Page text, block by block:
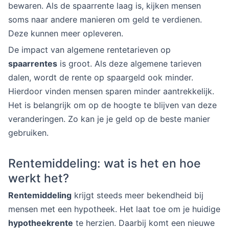
bewaren. Als de spaarrente laag is, kijken mensen
soms naar andere manieren om geld te verdienen.
Deze kunnen meer opleveren.
De impact van algemene rentetarieven op
spaarrentes is groot. Als deze algemene tarieven
dalen, wordt de rente op spaargeld ook minder.
Hierdoor vinden mensen sparen minder aantrekkelijk.
Het is belangrijk om op de hoogte te blijven van deze
veranderingen. Zo kan je je geld op de beste manier
gebruiken.
Rentemiddeling: wat is het en hoe
werkt het?
Rentemiddeling krijgt steeds meer bekendheid bij
mensen met een hypotheek. Het laat toe om je huidige
hypotheekrente te herzien. Daarbij komt een nieuwe